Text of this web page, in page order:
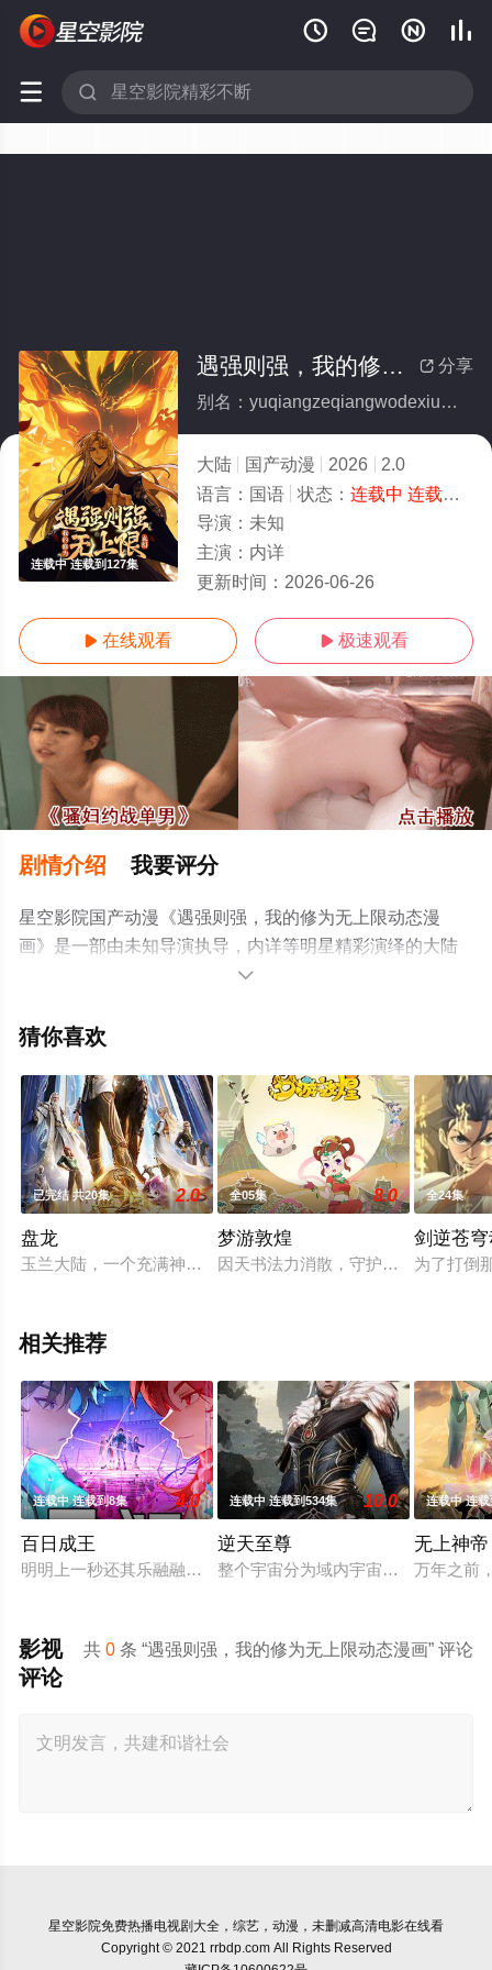
   
 
连载中 连载到127集
 分享
遇强则强，我的修为无上限动态漫画
别名：yuqiangzeqiangwodexiuweiwushangxiandongtaimanhua
大陆 国产动漫 2026
2.0
语言： 国语 状态： 连载中 连载到127集
导演： 未知
主演： 内详
更新时间： 2026-06-26
 在线观看  极速观看
剧情介绍 我要评分
星空影院国产动漫《遇强则强，我的修为无上限动态漫
画》是一部由未知导演执导，内详等明星精彩演绎的大陆
动漫，手机免费观看高清无删减完整版动漫全集就上星空
网等平台了解。

猜你喜欢
已完结 共20集 2.0
盘龙
玉兰大陆，一个充满神奇生物与绚丽魔法的魔幻世界。一天，
全05集 8.0
梦游敦煌
因天书法力消散，守护之地“敦煌”
全24集
剑逆苍
为了打倒
相关推荐
连载中 连载到8集 4.0
百日成王
明明上一秒还其乐融融的餐厅，下一秒竟然血流成河……明明是
连载中 连载到534集 10.0
逆天至尊
整个宇宙分为域内宇宙和域外宇宙，
连载中 连
无上神帝
万年之前
共0 条 “遇强则强，我的修为无上限动态漫画” 评论
影视
评论
星空影院免费热播电视剧大全，综艺，动漫，未删减高清电影在线看
Copyright © 2021 rrbdp.com All Rights Reserved